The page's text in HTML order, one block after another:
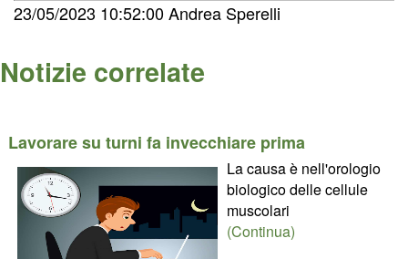
23/05/2023 10:52:00 Andrea Sperelli
Notizie correlate
Lavorare su turni fa invecchiare prima
La causa è nell'orologio
biologico delle cellule
muscolari
(Continua)